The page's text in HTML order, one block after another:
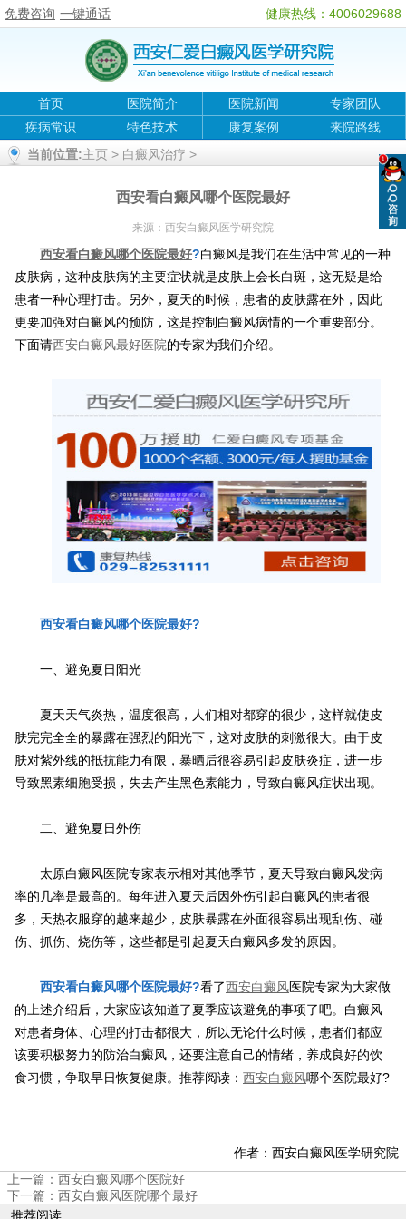
免费咨询 一键通话 健康热线：4006029688
首页 医院简介 医院新闻
专家团队
疾病常识
特色技术 康复案例
来院路线
当前位置:主页 > 白癜风治疗 >
西安看白癜风哪个医院最好
来源： 西安白癜风医学研究院
西安看白癜风哪个医院最好?白癜风是我们在生活中常见的一种
皮肤病，这种皮肤病的主要症状就是皮肤上会长白斑，这无疑是给
患者一种心理打击。另外，夏天的时候，患者的皮肤露在外，因此
更要加强对白癜风的预防，这是控制白癜风病情的一个重要部分。
下面请西安白癜风最好医院的专家为我们介绍。
西安看白癜风哪个医院最好?
一、避免夏日阳光
夏天天气炎热，温度很高，人们相对都穿的很少，这样就使皮
肤完完全全的暴露在强烈的阳光下，这对皮肤的刺激很大。由于皮
肤对紫外线的抵抗能力有限，暴晒后很容易引起皮肤炎症，进一步
导致黑素细胞受损，失去产生黑色素能力，导致白癜风症状出现。
二、避免夏日外伤
太原白癜风医院专家表示相对其他季节，夏天导致白癜风发病
率的几率是最高的。每年进入夏天后因外伤引起白癜风的患者很
多，天热衣服穿的越来越少，皮肤暴露在外面很容易出现刮伤、碰
伤、抓伤、烧伤等，这些都是引起夏天白癜风多发的原因。
西安看白癜风哪个医院最好?看了西安白癜风医院专家为大家做
的上述介绍后，大家应该知道了夏季应该避免的事项了吧。白癜风
对患者身体、心理的打击都很大，所以无论什么时候，患者们都应
该要积极努力的防治白癜风，还要注意自己的情绪，养成良好的饮
食习惯，争取早日恢复健康。推荐阅读： 西安白癜风哪个医院最好?
作者：西安白癜风医学研究院
上一篇： 西安白癜风哪个医院好
下一篇： 西安白癜风医院哪个最好
推荐阅读